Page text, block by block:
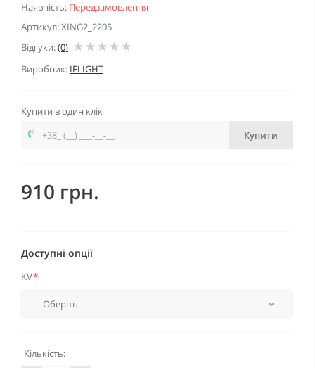
Наявність: Передзамовлення
Артикул: XING2_2205
Відгуки:(0)
Виробник: IFLIGHT
Купити в один клік
Купити
910 грн.
Доступні опції
KV*
Кількість: